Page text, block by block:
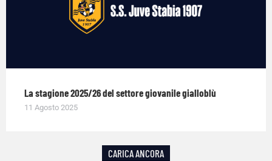
La stagione 2025/26 del settore giovanile gialloblù
11 Agosto 2025
CARICA ANCORA